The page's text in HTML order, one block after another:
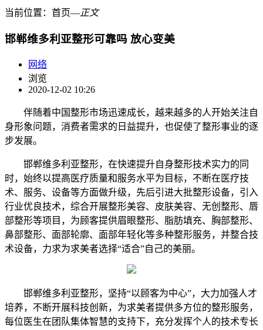
当前位置： 首页―正文
邯郸维多利亚整形可靠吗 放心变美
网络
浏览
2020-12-02 10:26
伴随着中国整形市场迅速成长，越来越多的人开始关注自
身形象问题，消费者需求的日益提升，也促使了整形事业的逐
步发展。
邯郸维多利亚整形，在快速提升自身整形技术实力的同
时，始终以提高医疗质量和服务水平为目标，不断在医疗技
术、服务、设备等方面做升级，先后引进大批整形设备，引入
行业优良技术，综合开展整形美容、皮肤美容、无创整形、唇
部整形等项目，为顾客提供眉眼整形、脂肪填充、胸部整形、
鼻部整形、面部轮廓、面部年轻化等多种整形服务，并整合技
术设备，力求为求美者选择“适合”自己的美丽。
邯郸维多利亚整形，坚持“以顾客为中心”，大力加强人才
培养，不断开展科技创新，为求美者提供多方位的整形服务，
每位医生在团队集体智慧的支持下，充分发挥个人的技术专长